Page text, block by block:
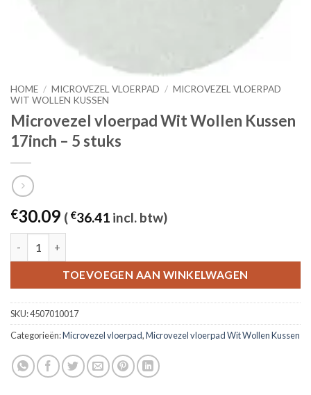
HOME / MICROVEZEL VLOERPAD / MICROVEZEL VLOERPAD
WIT WOLLEN KUSSEN
Microvezel vloerpad Wit Wollen Kussen
17inch – 5 stuks
€30.09 ( €36.41 incl. btw)
TOEVOEGEN AAN WINKELWAGEN
SKU:4507010017
Categorieën:Microvezel vloerpad,Microvezel vloerpad Wit Wollen Kussen